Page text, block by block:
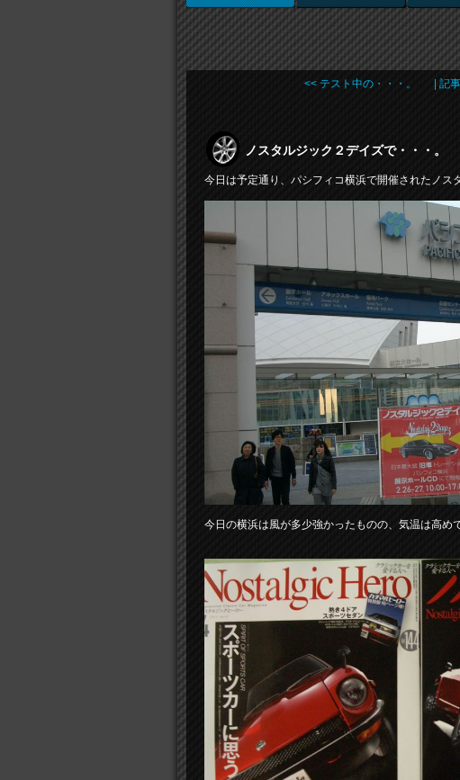
<< テスト中の・・・。 | 記
ノスタルジック２デイズで・・・。
今日は予定通り、パシフィコ横浜で開催されたノス
今日の横浜は風が多少強かったものの、気温は高め